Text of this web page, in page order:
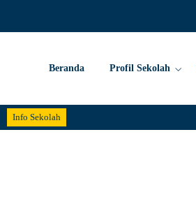
Beranda Profil Sekolah
Info Sekolah